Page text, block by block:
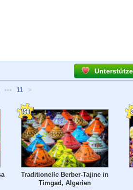
••• 11 >
Traditionelle Berber-Tajine in
Timgad, Algerien